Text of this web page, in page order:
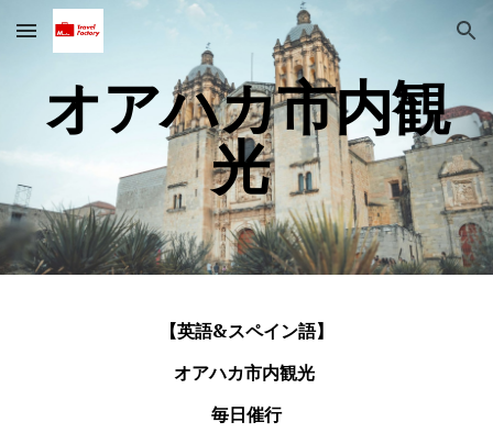
Skip to main content Skip to navigation
オアハカ市内観
光
【英語&スペイン語】
オアハカ市内観光
毎日催行